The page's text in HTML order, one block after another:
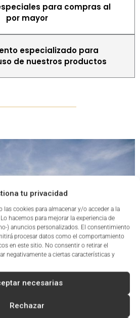
tu privacidad
cookies para almacenar y/o acceder a la
hacemos para mejorar la experiencia de
) anuncios personalizados. El consentimiento
procesar datos como el comportamiento
en este sitio. No consentir o retirar el
negativamente a ciertas características y
necesarias
Rechazar
para compras al
por mayor
especializado para
de nuestros productos
PARA TU CENTRO DE
ONLINE